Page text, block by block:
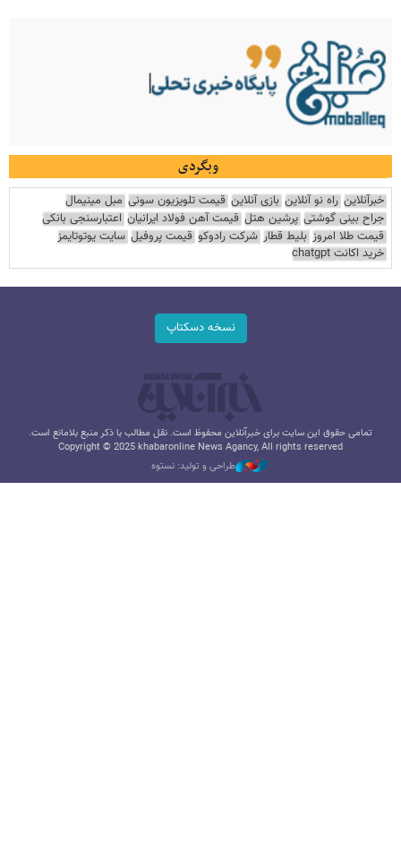
وبگردی
خبرآنلاین راه نو آنلاین بازی آنلاین قیمت تلویزیون سونی مبل مینیمال
جراح بینی گوشتی پرشین هتل قیمت آهن فولاد ایرانیان اعتبارسنجی بانکی
قیمت طلا امروز بلیط قطار شرکت رادوکو قیمت پروفیل سایت یوتوتایمز
خرید اکانت chatgpt
نسخه دسکتاپ
تمامی حقوق این سایت برای خبرآنلاین محفوظ است. نقل مطالب با ذکر منبع بلامانع است.
Copyright © 2025 khabaronline News Agancy, All rights reserved
طراحی و تولید: نستوه